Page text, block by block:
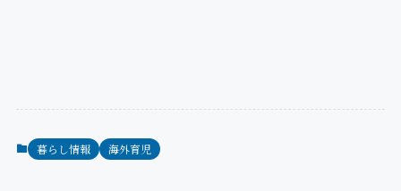
暮らし情報 海外育児